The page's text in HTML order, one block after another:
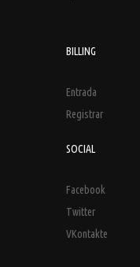
BILLING
Entrada
Registrar
SOCIAL
Facebook
Twitter
VKontakte